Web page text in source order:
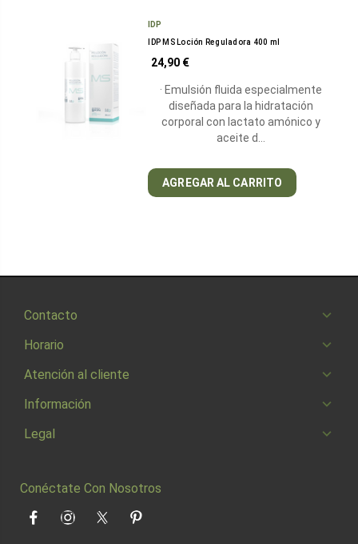
IDP
IDP MS Loción Reguladora 400 ml
24,90 €
· Emulsión fluida especialmente
diseñada para la hidratación
corporal con lactato amónico y
aceite d…
AGREGAR AL CARRITO
Contacto
Horario
Atención al cliente
Información
Legal
Conéctate Con Nosotros
FacebookInstagramTwitter Pinterest